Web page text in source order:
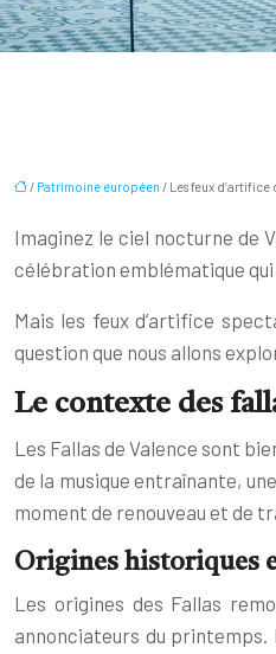
/ Patrimoine européen / Les feux
Imaginez le ciel nocturne de
célébration emblématique
Mais les feux d’artifice
question que nous allons
Le contexte des
Les Fallas de Valence sont
de la musique entraînante,
moment de renouveau et de
Origines historiques
Les origines des Fallas
annonciateurs du